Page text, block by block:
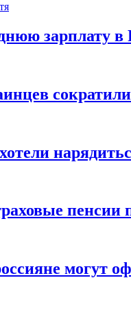
зарплату
пенсии
могут